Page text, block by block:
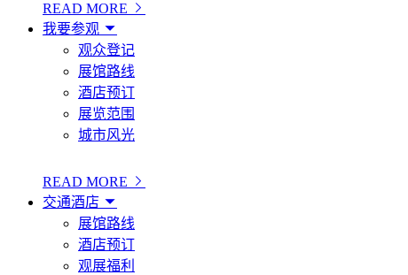
READ MORE
我要参观
观众登记
展馆路线
酒店预订
展览范围
城市风光
READ MORE
交通酒店
展馆路线
酒店预订
观展福利